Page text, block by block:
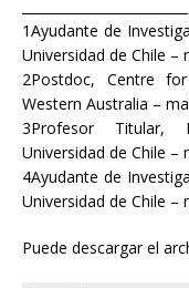
1Ayudante de
Universidad de Chile –
2Postdoc, Centre
Western Australia –
3Profesor Titular,
Universidad de Chile –
4Ayudante de
Universidad de Chile –
Puede descargar el